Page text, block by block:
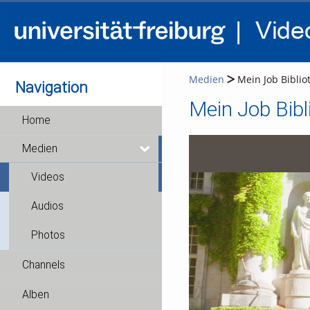
Navigation
Home
Medien
Videos
Audios
Photos
Channels
Alben
Medien Mein Job
Mein Job